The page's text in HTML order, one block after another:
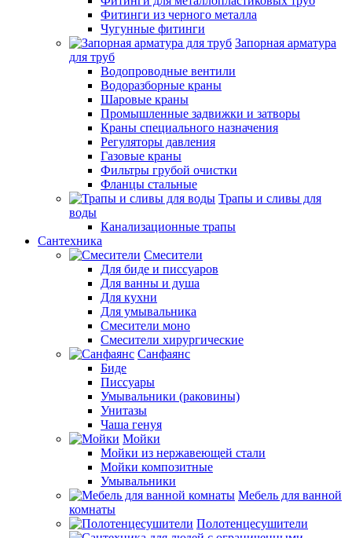
Фитинги из черного металла
Чугунные фитинги
Запорная арматура
для труб
Водопроводные вентили
Водоразборные краны
Шаровые краны
Промышленные задвижки и затворы
Краны специального назначения
Регуляторы давления
Газовые краны
Фильтры грубой очистки
Фланцы стальные
Трапы и сливы для
воды
Канализационные трапы
Сантехника
Смесители
Для биде и писсуаров
Для ванны и душа
Для кухни
Для умывальника
Смесители моно
Смесители хирургические
Санфаянс
Биде
Писсуары
Умывальники (раковины)
Унитазы
Чаша генуя
Мойки
Мойки из нержавеющей стали
Мойки композитные
Умывальники
Мебель для ванной
комнаты
Полотенцесушители